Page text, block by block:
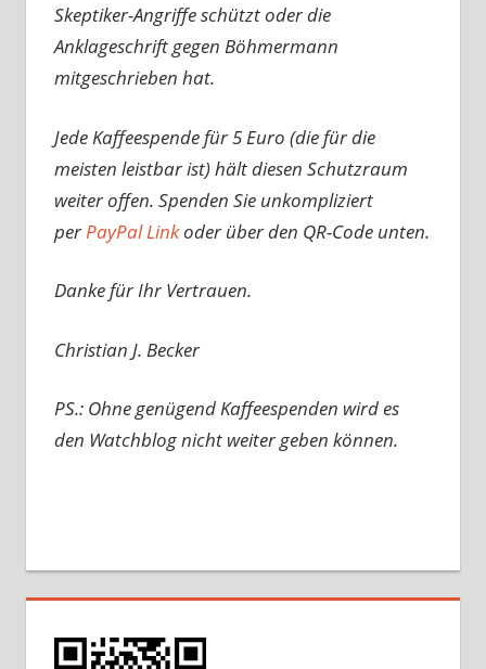
Skeptiker-Angriffe schützt oder die
Anklageschrift gegen Böhmermann
mitgeschrieben hat.
Jede Kaffeespende für 5 Euro (die für die
meisten leistbar ist) hält diesen Schutzraum
weiter offen. Spenden Sie unkompliziert
perPayPal Linkoder über den QR-Code unten.
Danke für Ihr Vertrauen.
Christian J. Becker
PS.: Ohne genügend Kaffeespenden wird es
den Watchblog nicht weiter geben können.